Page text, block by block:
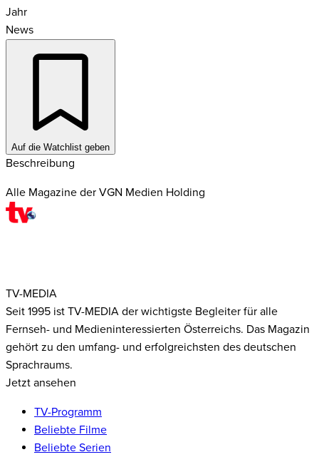
Jahr
News
Auf die Watchlist geben
Beschreibung
Alle Magazine der VGN Medien Holding
TV-MEDIA
Seit 1995 ist TV-MEDIA der wichtigste Begleiter für alle
Fernseh- und Medieninteressierten Österreichs. Das Magazin
gehört zu den umfang- und erfolgreichsten des deutschen
Sprachraums.
Jetzt ansehen
TV-Programm
Beliebte Filme
Beliebte Serien